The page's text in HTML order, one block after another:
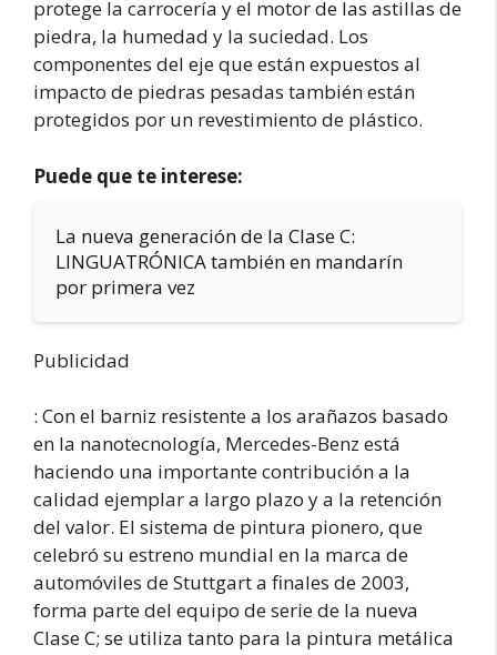
protege la carrocería y el motor de las astillas de
piedra, la humedad y la suciedad. Los
componentes del eje que están expuestos al
impacto de piedras pesadas también están
protegidos por un revestimiento de plástico.
Puede que te interese:
La nueva generación de la Clase C:
LINGUATRÓNICA también en mandarín
por primera vez
Publicidad
: Con el barniz resistente a los arañazos basado
en la nanotecnología, Mercedes-Benz está
haciendo una importante contribución a la
calidad ejemplar a largo plazo y a la retención
del valor. El sistema de pintura pionero, que
celebró su estreno mundial en la marca de
automóviles de Stuttgart a finales de 2003,
forma parte del equipo de serie de la nueva
Clase C; se utiliza tanto para la pintura metálica